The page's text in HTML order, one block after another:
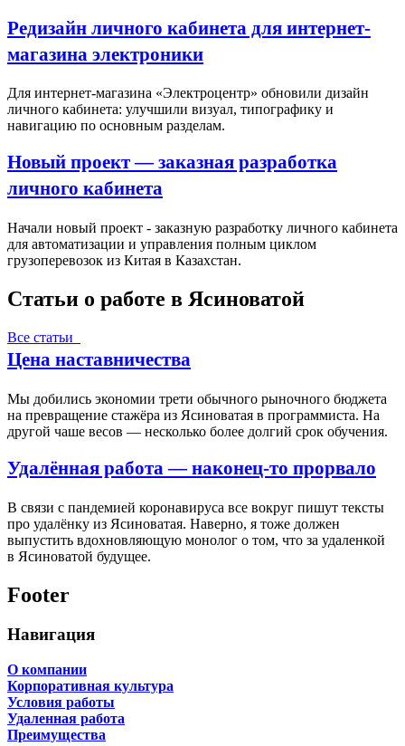
Редизайн личного кабинета для интернет-
магазина электроники
Для интернет-магазина «Электроцентр» обновили дизайн
личного кабинета: улучшили визуал, типографику и
навигацию по основным разделам.
Новый проект — заказная разработка
личного кабинета
Начали новый проект - заказную разработку личного кабинета
для автоматизации и управления полным циклом
грузоперевозок из Китая в Казахстан.
Статьи о работе в Ясиноватой
Все статьи
Цена наставничества
Мы добились экономии трети обычного рыночного бюджета
на превращение стажёра из Ясиноватая в программиста. На
другой чаше весов — несколько более долгий срок обучения.
Удалённая работа — наконец-то прорвало
В связи с пандемией коронавируса все вокруг пишут тексты
про удалёнку из Ясиноватая. Наверно, я тоже должен
выпустить вдохновляющую монолог о том, что за удаленкой
в Ясиноватой будущее.
Footer
Навигация
О компании
Корпоративная культура
Условия работы
Удаленная работа
Преимущества